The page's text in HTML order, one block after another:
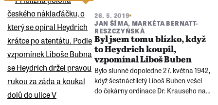
Rakousko do západního Německa.
26. 5. 2019
JAN ŠÍMA, MARKÉTA BERNATT-
RESZCZYŃSKÁ
Byl jsem tomu blízko, když
to Heydrich koupil,
vzpomínal Liboš Buben
Bylo slunné dopoledne 27. května 1942,
když šestnáctiletý Liboš Buben vešel
do čekárny ordinace Dr. Krauseho na